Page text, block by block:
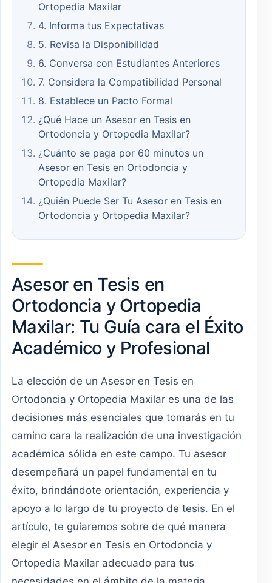
Ortopedia Maxilar
4. Informa tus Expectativas
5. Revisa la Disponibilidad
6. Conversa con Estudiantes Anteriores
7. Considera la Compatibilidad Personal
8. Establece un Pacto Formal
¿Qué Hace un Asesor en Tesis en
Ortodoncia y Ortopedia Maxilar?
¿Cuánto se paga por 60 minutos un
Asesor en Tesis en Ortodoncia y
Ortopedia Maxilar?
¿Quién Puede Ser Tu Asesor en Tesis en
Ortodoncia y Ortopedia Maxilar?
Asesor en Tesis en
Ortodoncia y Ortopedia
Maxilar: Tu Guía cara el Éxito
Académico y Profesional
La elección de un Asesor en Tesis en
Ortodoncia y Ortopedia Maxilar es una de las
decisiones más esenciales que tomarás en tu
camino cara la realización de una investigación
académica sólida en este campo. Tu asesor
desempeñará un papel fundamental en tu
éxito, brindándote orientación, experiencia y
apoyo a lo largo de tu proyecto de tesis. En el
artículo, te guiaremos sobre de qué manera
elegir el Asesor en Tesis en Ortodoncia y
Ortopedia Maxilar adecuado para tus